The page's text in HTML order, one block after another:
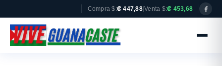
Compra $:₡ 447,88| Venta $:₡ 453,68